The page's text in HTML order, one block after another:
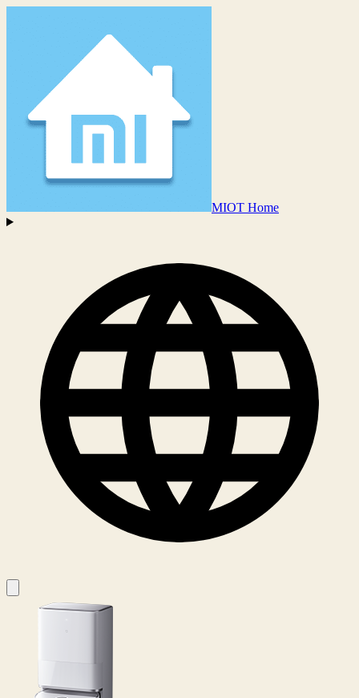
MIOT Home